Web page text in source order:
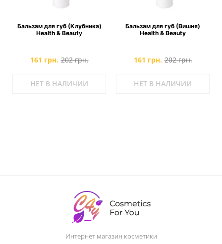
Бальзам для губ (Клубника)
Health & Beauty
161 грн. 202 грн.
НЕТ В НАЛИЧИИ
Бальзам для губ (Вишня)
Health & Beauty
161 грн. 202 грн.
НЕТ В НАЛИЧИИ
Интернет магазин косметики